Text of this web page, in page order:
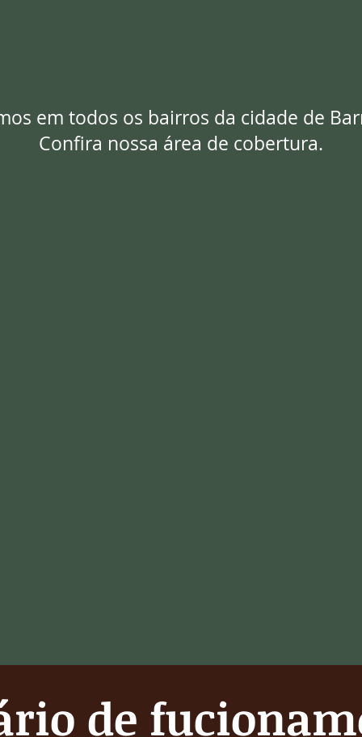
em todos os bairros da cidade de
Confira nossa área de cobertura.
de